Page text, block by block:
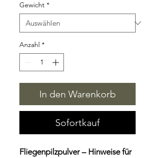
Gewicht *
Anzahl *
In den Warenkorb
Sofortkauf
Fliegenpilzpulver – Hinweise für